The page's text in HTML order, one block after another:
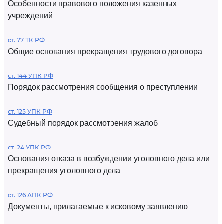
Особенности правового положения казенных
учреждений
ст. 77 ТК РФ
Общие основания прекращения трудового договора
ст. 144 УПК РФ
Порядок рассмотрения сообщения о преступлении
ст. 125 УПК РФ
Судебный порядок рассмотрения жалоб
ст. 24 УПК РФ
Основания отказа в возбуждении уголовного дела или
прекращения уголовного дела
ст. 126 АПК РФ
Документы, прилагаемые к исковому заявлению